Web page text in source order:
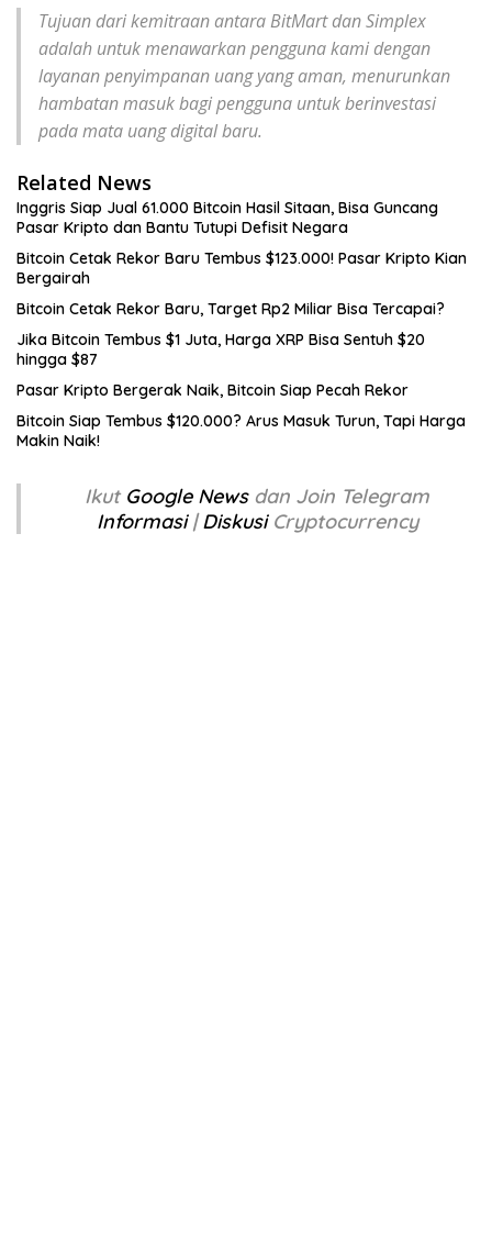
Tujuan dari kemitraan antara BitMart dan Simplex
adalah untuk menawarkan pengguna kami dengan
layanan penyimpanan uang yang aman, menurunkan
hambatan masuk bagi pengguna untuk berinvestasi
pada mata uang digital baru.
Related News
Inggris Siap Jual 61.000 Bitcoin Hasil Sitaan, Bisa Guncang
Pasar Kripto dan Bantu Tutupi Defisit Negara
Bitcoin Cetak Rekor Baru Tembus $123.000! Pasar Kripto Kian
Bergairah
Bitcoin Cetak Rekor Baru, Target Rp2 Miliar Bisa Tercapai?
Jika Bitcoin Tembus $1 Juta, Harga XRP Bisa Sentuh $20
hingga $87
Pasar Kripto Bergerak Naik, Bitcoin Siap Pecah Rekor
Bitcoin Siap Tembus $120.000? Arus Masuk Turun, Tapi Harga
Makin Naik!
Ikut Google News dan Join Telegram
Informasi|DiskusiCryptocurrency